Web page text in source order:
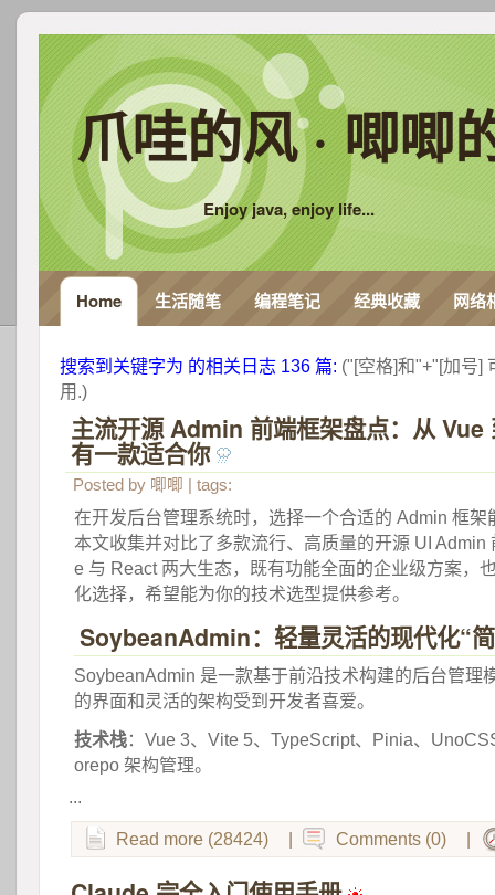
爪哇的风 · 唧唧
Enjoy java, enjoy life...
Home 生活随笔 编程笔记 经典收藏 网络
搜索到关键字为 的相关日志 136 篇: ("[空格]和"+"[加号]
用.)
主流开源 Admin 前端框架盘点：从 Vue
有一款适合你
Posted by 唧唧 | tags:
在开发后台管理系统时，选择一个合适的 Admin 框架
本文收集并对比了多款流行、高质量的开源 UI Admin
e 与 React 两大生态，既有功能全面的企业级方案，
化选择，希望能为你的技术选型提供参考。
SoybeanAdmin：轻量灵活的现代化“
SoybeanAdmin 是一款基于前沿技术构建的后台管理
的界面和灵活的架构受到开发者喜爱。
技术栈：Vue 3、Vite 5、TypeScript、Pinia、
orepo 架构管理。
...
Read more (28424) Comments (0)